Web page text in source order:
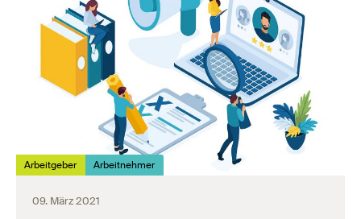
Arbeitgeber Arbeitnehmer
09. März 2021